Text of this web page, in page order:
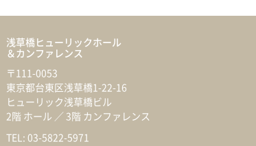
浅草橋ヒューリックホール
＆カンファレンス
〒111-0053
東京都台東区浅草橋1-22-16
ヒューリック浅草橋ビル
2階 ホール ／ 3階 カンファレンス
TEL: 03-5822-5971